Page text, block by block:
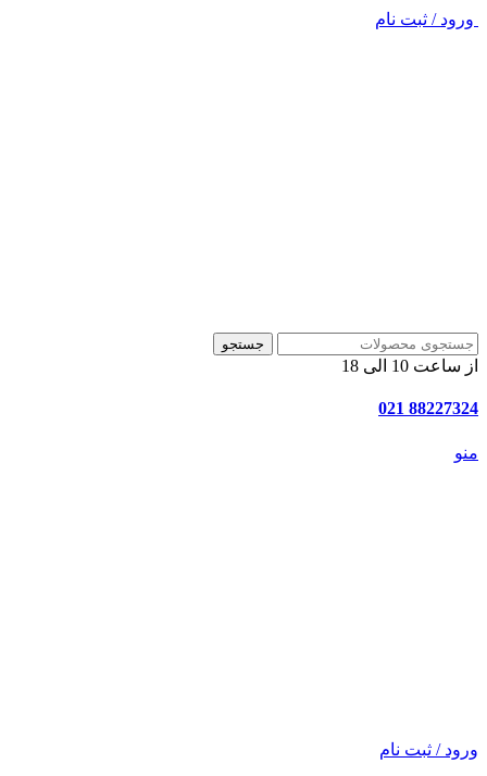
ورود / ثبت نام
جستجو
از ساعت 10 الی 18
88227324 021
منو
ورود / ثبت نام